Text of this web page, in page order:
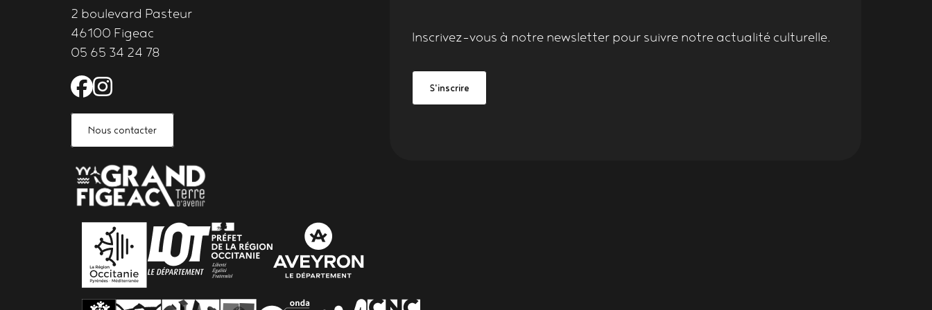
examen
2 boulevard Pasteur
46100 Figeac
05 65 34 24 78
Facebook de l'Astrolabe Grand Figeac
Instagram de l'Astrolabe Grand Figeac
Nous contacter
Inscrivez-vous à notre newsletter pour suivre notre actualité culturelle.
S'inscrire
PARTENAIRES